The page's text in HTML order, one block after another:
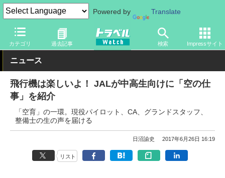
Powered by Translate
カテゴリ 過去記事 検索 Impressサイト
トラベル Watch 企業・政府・官庁 国内エアライン JAL
ニュース
飛行機は楽しいよ！ JALが中高生向けに「空の仕
事」を紹介
「空育」の一環。現役パイロット、CA、グランドスタッフ、
整備士の生の声を届ける
日沼諭史 2017年6月26日 16:19
リスト